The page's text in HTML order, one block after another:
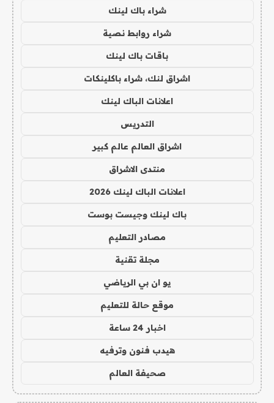
شراء باك لينك
شراء روابط نصية
باقات باك لينك
اشراق لنك، شراء باكلينكات
اعلانات الباك لينك
التدريس
اشراق العالم عالم كبير
منتدى الاشراق
اعلانات الباك لينك 2026
باك لينك وجيست بوست
مصادر التعليم
مجلة تقنية
يو ان بي الرياضي
موقع حالة للتعليم
اخبار 24 ساعة
هيدب فنون وترفيه
صحيفة العالم